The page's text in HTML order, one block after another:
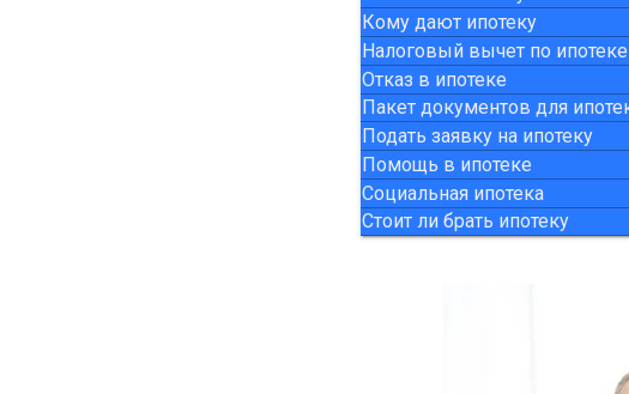
Кому дают ипотеку
Налоговый вычет по ипотеке
Отказ в ипотеке
Пакет документов для
Подать заявку на ипотеку
Помощь в ипотеке
Социальная ипотека
Стоит ли брать ипотеку